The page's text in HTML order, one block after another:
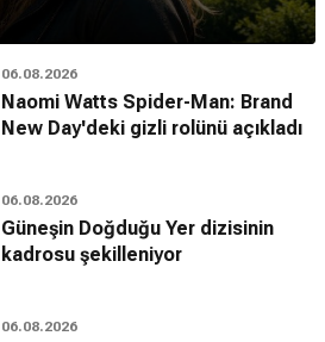
06.08.2026
Naomi Watts Spider-Man: Brand
New Day'deki gizli rolünü açıkladı
06.08.2026
Güneşin Doğduğu Yer dizisinin
kadrosu şekilleniyor
06.08.2026